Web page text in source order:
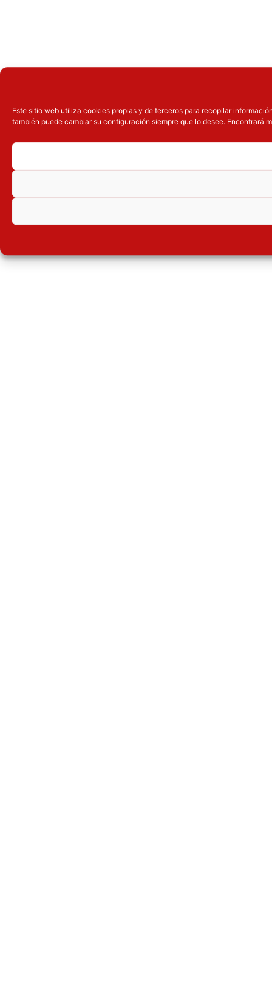
Este sitio web utiliza cookies propias y de terceros para recopilar
también puede cambiar su configuración siempre que lo desee. Encontrará